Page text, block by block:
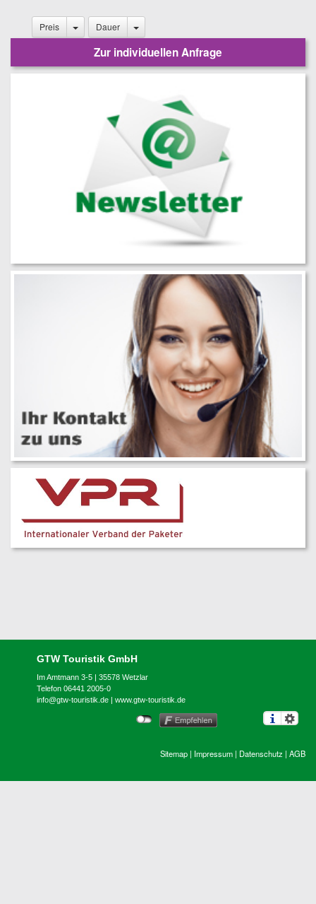
Preis Dauer
Zur individuellen Anfrage
GTW Touristik GmbH
Im Amtmann 3-5 | 35578 Wetzlar
Telefon 06441 2005-0
info@gtw-touristik.de |www.gtw-touristik.de
Sitemap | Impressum | Datenschutz | AGB